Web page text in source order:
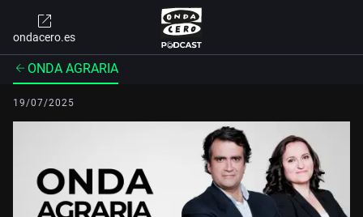
ondacero.es
ONDA AGRARIA
19/07/2025